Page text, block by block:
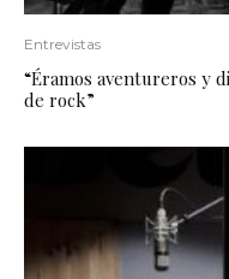
Entrevistas
“Éramos aventureros y
de rock”